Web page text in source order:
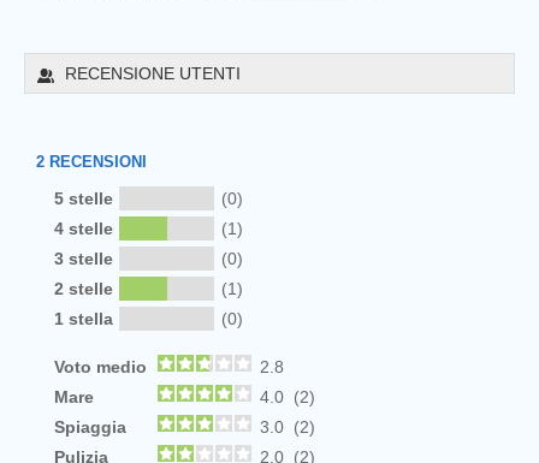
RECENSIONE UTENTI
2 RECENSIONI
5 stelle
(0)
4 stelle
(1)
3 stelle
(0)
2 stelle
(1)
1 stella
(0)
Voto medio
2.8
Mare
4.0 (2)
Spiaggia
3.0 (2)
Pulizia
2.0 (2)